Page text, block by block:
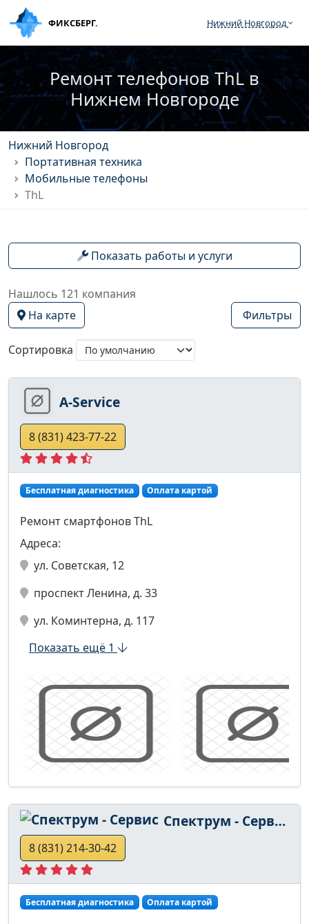
ФИКСБЕРГ. Нижний Новгород
Ремонт телефонов ThL в
Нижнем Новгороде
Нижний Новгород
Портативная техника
Мобильные телефоны
ThL
Показать работы и услуги
Нашлось 121 компания
На карте
Фильтры
Сортировка
A-Service
8 (831) 423-77-22
Бесплатная диагностика Оплата картой
Ремонт смартфонов ThL
Адреса:
ул. Советская, 12
проспект Ленина, д. 33
ул. Коминтерна, д. 117
Показать ещё 1
Спектрум - Сервис
8 (831) 214-30-42
Бесплатная диагностика Оплата картой